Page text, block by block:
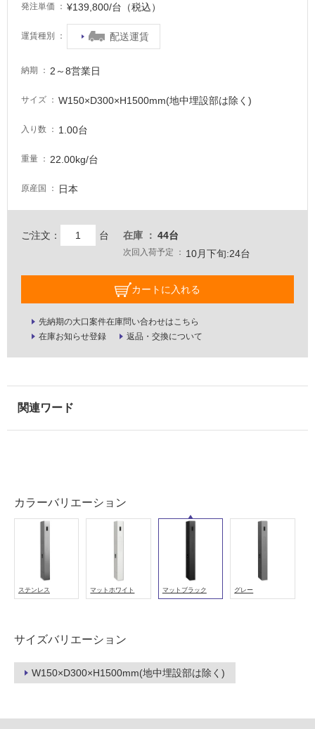
発注単価 ¥139,800/台（税込）
運賃種別 配送運賃
納期 2～8営業日
サイズ W150×D300×H1500mm(地中埋設部は除く)
入り数 1.00台
重量 22.00kg/台
原産国 日本
ご注文： 台 在庫 44台
次回入荷予定 10月下旬:24台
カートに入れる
先納期の大口案件在庫問い合わせはこちら
在庫お知らせ登録
返品・交換について
カラーバリエーション
ステンレス マットホワイト マットブラック グレー
サイズバリエーション
W150×D300×H1500mm(地中埋設部は除く)
る
し
い
注
が
要
適
し
て
壁・
壁・
浴
用
冷
以
外)